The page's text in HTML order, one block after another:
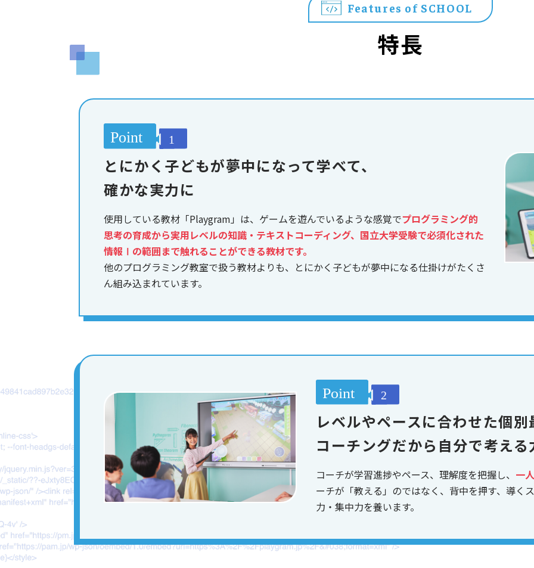
Features of SCHOOL
特長
とにかく子どもが夢中になって学べて、
確かな実力に
使用している教材「Playgram」は、ゲームを遊んでいるような感覚でプログラミング的
思考の育成から実用レベルの知識・テキストコーディング、国立大学受験で必須化された
情報Ⅰの範囲まで触れることができる教材です。
他のプログラミング教室で扱う教材よりも、とにかく子どもが夢中になる仕掛けがたくさ
ん組み込まれています。
レベルやペースに合わせた個
コーチングだから自分で考え
コーチが学習進捗やペース、理解度を把握し、 一
ーチが「教える」のではなく、背中を押す、導く
力・集中力を養います。